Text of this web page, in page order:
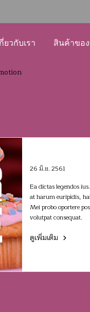
ยวกับเรา สินค้าของ
26 มิ.ย. 2561
Ea dictas legendos
at harum euripidis,
Mei probo oportere
volutpat consequat.
ดูเพิ่มเติม